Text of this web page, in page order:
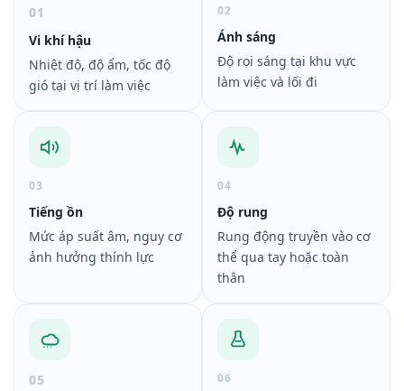
01
Vi khí hậu
Nhiệt độ, độ ẩm, tốc độ
gió tại vị trí làm việc
02
Ánh sáng
Độ rọi sáng tại khu vực
làm việc và lối đi
03
Tiếng ồn
Mức áp suất âm, nguy cơ
ảnh hưởng thính lực
04
Độ rung
Rung động truyền vào cơ
thể qua tay hoặc toàn
thân
05
06